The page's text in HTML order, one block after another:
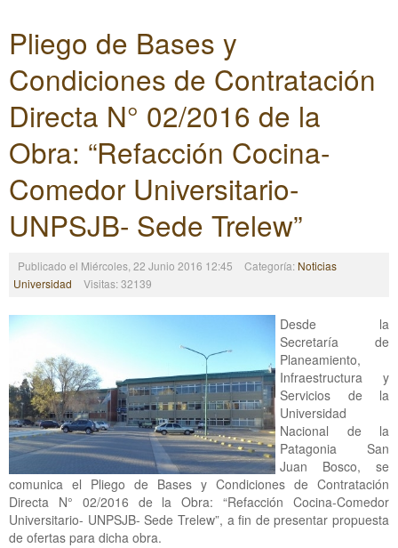
Pliego de Bases y
Condiciones de Contratación
Directa N° 02/2016 de la
Obra: “Refacción Cocina-
Comedor Universitario-
UNPSJB- Sede Trelew”
Publicado el Miércoles, 22 Junio 2016 12:45 Categoría: Noticias
Universidad
Visitas: 32139
Desde la
Secretaría de
Planeamiento,
Infraestructura y
Servicios de la
Universidad
Nacional de la
Patagonia San
Juan Bosco, se
comunica el Pliego de Bases y Condiciones de Contratación
Directa N° 02/2016 de la Obra: “Refacción Cocina-Comedor
Universitario- UNPSJB- Sede Trelew”, a fin de presentar propuesta
de ofertas para dicha obra.